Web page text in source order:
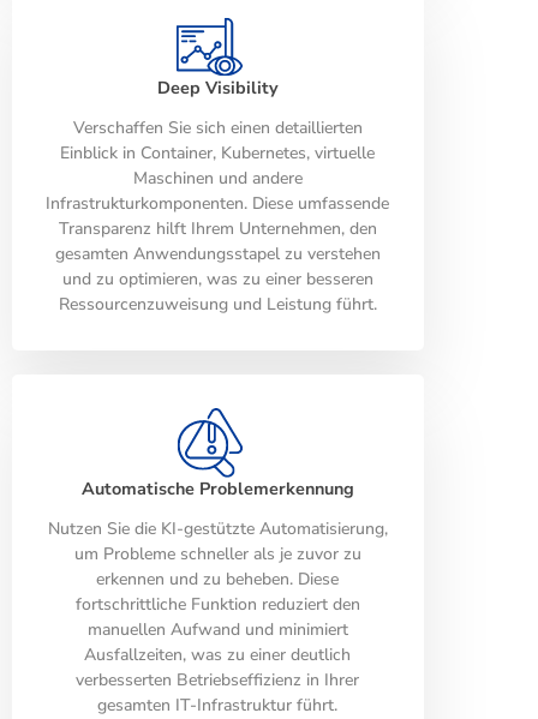
Deep Visibility
Verschaffen Sie sich einen detaillierten
Einblick in Container, Kubernetes, virtuelle
Maschinen und andere
Infrastrukturkomponenten. Diese umfassende
Transparenz hilft Ihrem Unternehmen, den
gesamten Anwendungsstapel zu verstehen
und zu optimieren, was zu einer besseren
Ressourcenzuweisung und Leistung führt.
Automatische Problemerkennung
Nutzen Sie die KI-gestützte Automatisierung,
um Probleme schneller als je zuvor zu
erkennen und zu beheben. Diese
fortschrittliche Funktion reduziert den
manuellen Aufwand und minimiert
Ausfallzeiten, was zu einer deutlich
verbesserten Betriebseffizienz in Ihrer
gesamten IT-Infrastruktur führt.